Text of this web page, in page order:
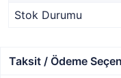
Stok Durumu
Taksit / Ödeme